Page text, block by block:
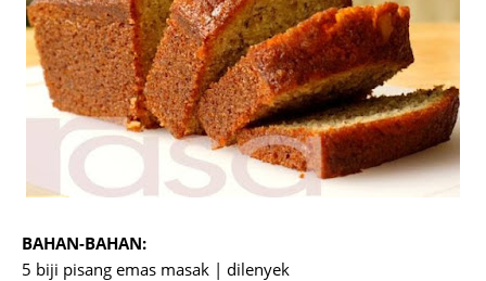
BAHAN-BAHAN:
5 biji pisang emas masak | dilenyek